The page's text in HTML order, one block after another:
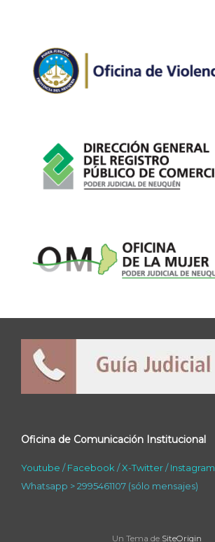
Oficina de Comunicación Institucional
Youtube /Facebook /X-Twitter/Instagram
Whatsapp > 2995461107 (sólo mensajes)
Un Tema de SiteOrigin